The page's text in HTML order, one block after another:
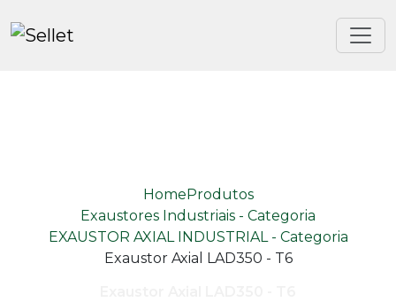
HomeProdutos
Exaustores Industriais - Categoria
EXAUSTOR AXIAL INDUSTRIAL - Categoria
Exaustor Axial LAD350 - T6